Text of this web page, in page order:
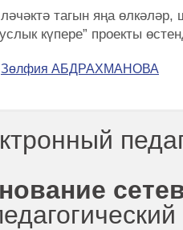
тагын яңа
күпере” проекты
Зөлфия АБДРАХМАНОВА